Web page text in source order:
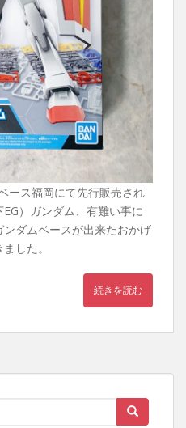
ース福岡にて先行販売され
）ガンダム、有難い事に
ダムベースが出来たおかげ
した。
続きを読む